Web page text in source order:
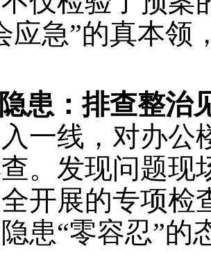
应急”的真本领
患：排查整治
一线，对办公
。发现问题现
开展的专项检
患“零容忍”的